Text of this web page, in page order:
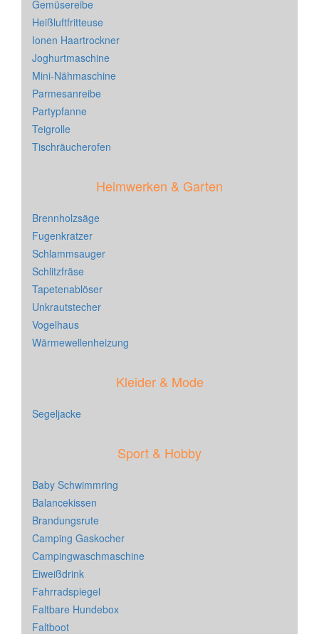
Gemüsereibe
Heißluftfritteuse
Ionen Haartrockner
Joghurtmaschine
Mini-Nähmaschine
Parmesanreibe
Partypfanne
Teigrolle
Tischräucherofen
Heimwerken & Garten
Brennholzsäge
Fugenkratzer
Schlammsauger
Schlitzfräse
Tapetenablöser
Unkrautstecher
Vogelhaus
Wärmewellenheizung
Kleider & Mode
Segeljacke
Sport & Hobby
Baby Schwimmring
Balancekissen
Brandungsrute
Camping Gaskocher
Campingwaschmaschine
Eiweißdrink
Fahrradspiegel
Faltbare Hundebox
Faltboot